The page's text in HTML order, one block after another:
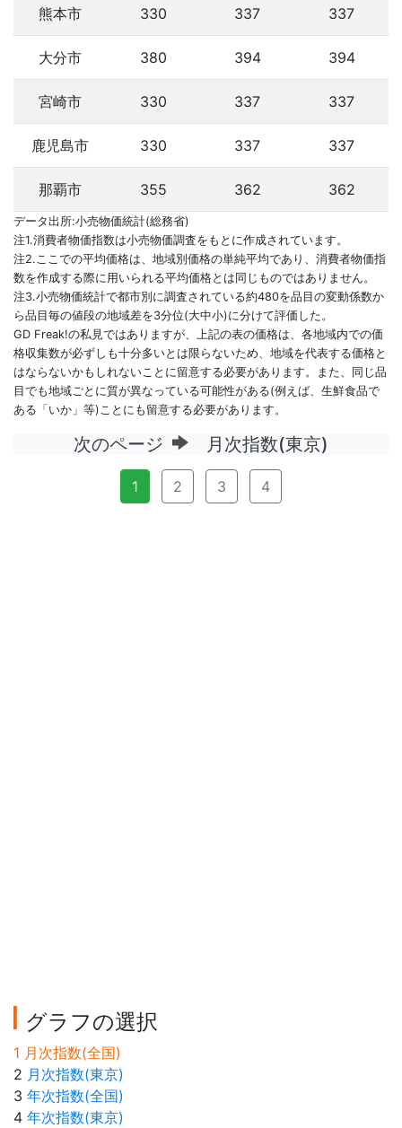
熊本市 330 337 337
大分市 380 394 394
宮崎市 330 337 337
鹿児島市 330 337 337
那覇市 355 362 362
データ出所:小売物価統計(総務省)
注1.消費者物価指数は小売物価調査をもとに作成されています。
注2.ここでの平均価格は、地域別価格の単純平均であり、消費者物価指
数を作成する際に用いられる平均価格とは同じものではありません。
注3.小売物価統計で都市別に調査されている約480を品目の変動係数か
ら品目毎の値段の地域差を3分位(大中小)に分けて評価した。
GD Freak!の私見ではありますが、上記の表の価格は、各地域内での価
格収集数が必ずしも十分多いとは限らないため、地域を代表する価格と
はならないかもしれないことに留意する必要があります。また、同じ品
目でも地域ごとに質が異なっている可能性がある(例えば、生鮮食品で
ある「いか」等)ことにも留意する必要があります。
次のページ 月次指数(東京)
1 2 3 4
グラフの選択
1 月次指数(全国)
2 月次指数(東京)
3 年次指数(全国)
4 年次指数(東京)